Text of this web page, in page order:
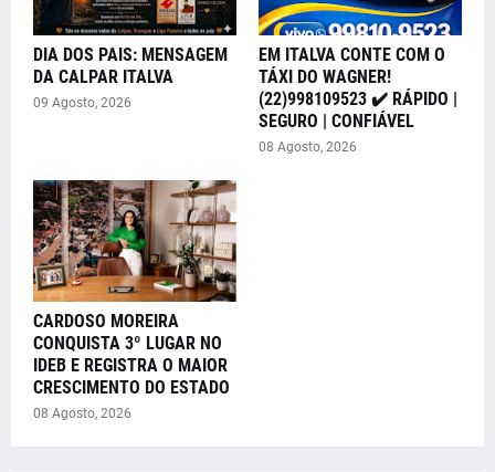
DIA DOS PAIS: MENSAGEM
DA CALPAR ITALVA
09 Agosto, 2026
EM ITALVA CONTE COM O
TÁXI DO WAGNER!
(22)998109523 ✔️ RÁPIDO |
SEGURO | CONFIÁVEL
08 Agosto, 2026
CARDOSO MOREIRA
CONQUISTA 3º LUGAR NO
IDEB E REGISTRA O MAIOR
CRESCIMENTO DO ESTADO
08 Agosto, 2026